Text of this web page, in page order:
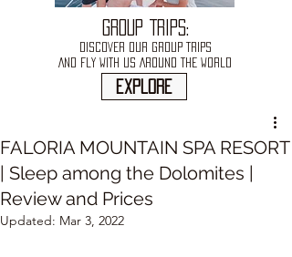
GROUP TRIPS:
DISCOVER OUR GROUP TRIPS
AND FLY WITH US AROUND THE WORLD
explore
FALORIA MOUNTAIN SPA RESORT
| Sleep among the Dolomites |
Review and Prices
Updated: Mar 3, 2022